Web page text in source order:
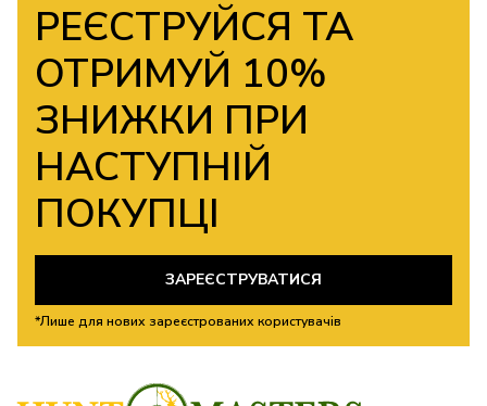
РЕЄСТРУЙСЯ ТА
ОТРИМУЙ 10%
ЗНИЖКИ ПРИ
НАСТУПНІЙ
ПОКУПЦІ
ЗАРЕЄСТРУВАТИСЯ
*Лише для нових зареєстрованих користувачів